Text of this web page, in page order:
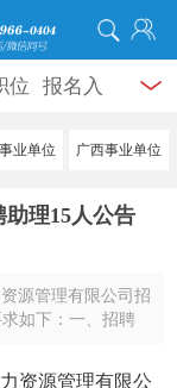
位 报名入
公示 辅导
业单位 广西事业单位
助理15人公告
源管理有限公司招
如下：一、招聘
资源管理有限公